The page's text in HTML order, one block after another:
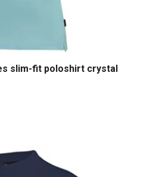
slim-fit poloshirt crystal